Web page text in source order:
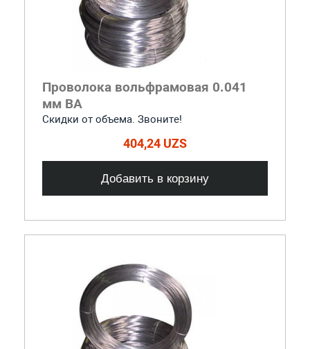
Проволока вольфрамовая 0.041
мм ВА
Скидки от объема. Звоните!
404,24 UZS
Добавить в корзину